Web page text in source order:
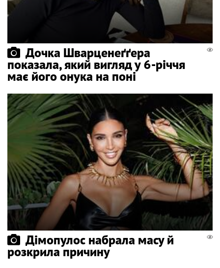
Дочка Шварценеґґера
показала, який вигляд у 6-річчя
має його онука на поні
Дімопулос набрала масу й
розкрила причину